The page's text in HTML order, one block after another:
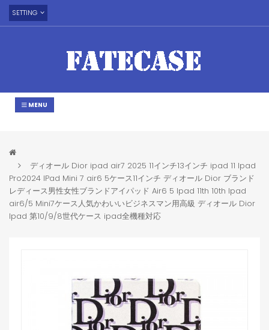
SETTING
MENU
ディオール Dior ipad air7 2025 11インチ13インチ ipad 11 Ipad
Pro2024 IPad Mini 7 air6 5ケース11インチ ディオール Dior ブランド
レディース男性女性ブランドアイパッド Air6 5 Ipad 11th 10th Ipad
air6/5 Mini7ケース人気かわいいビジネスマン用高級 ディオール Dior
Ipad 第10/9/8世代ケース ipad全機種対応